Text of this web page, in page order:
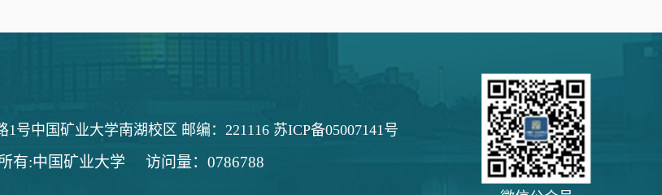
号中国矿业大学南湖校区 邮编：221116 苏ICP备05007141号
有:中国矿业大学 访问量： 0786788